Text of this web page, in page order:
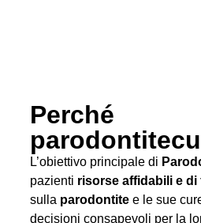
Perché
L’obiettivo principale di
pazienti risorse affidabili e
sulla parodontite e le sue
decisioni consapevoli per la